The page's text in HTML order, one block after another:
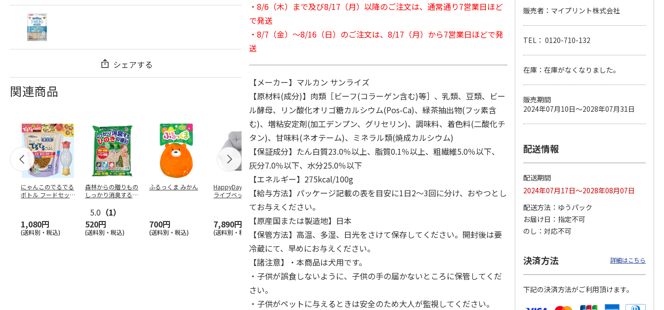
シェアする
関連商品
にゃんこのでるでる
ボトル フードセッ
1,080円
(送料別・税込)
森林からの贈りもの
しっかり消臭するひ
5.0 （1）
520円
(送料別・税込)
ふるっくま みかん
700円
(送料別・税込)
HappyDays 2wayド
ライブベッド グレ
7,890円
(送料別・税込)
をとる砂専用 猫ト
イレ ナチュラルグ
レー
1,550円
(送料別・税込)
デオトイレ 飛び散
らない消臭・抗菌サ
1,320円
(送料別・税込)
ムデンタルコーン
(送料別・税込)
チ 健康に育つ子ね
(送料別・税込)
ペット線香 虹のか
なた フルーティフ
ローラルの香り
590円
(送料別・税込)
鈴虫の経木 3枚入
・8/6（木）まで及び8/17（月）以降のご注文は、通常通り7営業日ほど
で発送
・8/7（金）～8/16（日）のご注文は、8/17（月）から7営業日ほどで発
送
【メーカー】マルカン サンライズ
【原材料(成分)】肉類［ビーフ(コラーゲン含む)等］、乳類、豆類、ビー
ル酵母、リン酸化オリゴ糖カルシウム(Pos-Ca)、緑茶抽出物(フッ素含
む)、増粘安定剤(加工デンプン、グリセリン)、調味料、着色料(二酸化チ
タン)、甘味料(ネオテーム)、ミネラル類(焼成カルシウム)
【保証成分】たん白質23.0％以上、脂質0.1％以上、粗繊維5.0％以下、
灰分7.0％以下、水分25.0％以下
【エネルギー】275kcal/100g
【給与方法】パッケージ記載の表を目安に1日2～3回に分け、おやつとし
てお与えください。
【原産国または製造地】日本
【保管方法】高温、多湿、日光をさけて保存してください。開封後は要
冷蔵にて、早めにお与えください。
【諸注意】・本商品は犬用です。
・子供が誤食しないように、子供の手の届かないところに保管してくだ
さい。
・子供がペットに与えるときは安全のため大人が監視してください。
販売者：マイプリント株式会社
TEL： 0120-710-132
在庫：在庫がなくなりました。
販売期間
2024年07月10日～2028年07月31日
配送情報
配送期間
2024年07月17日～2028年08月07日
配送方法
ゆうパック
お届け日
指定不可
のし
対応不可
決済方法 詳細はこちら
下記の決済方法がご利用頂けます。